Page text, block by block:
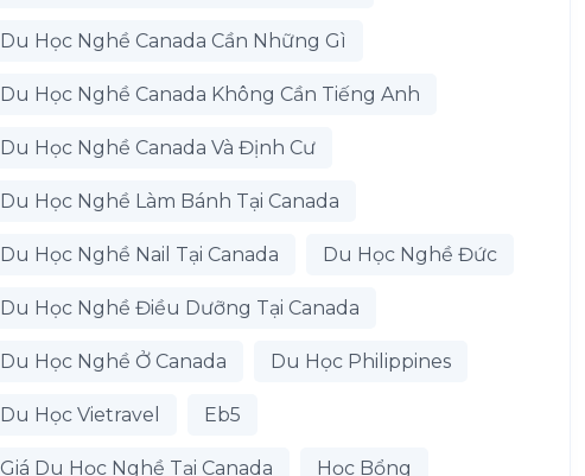
Du Học Nghề Canada Cần Những Gì
Du Học Nghề Canada Không Cần Tiếng Anh
Du Học Nghề Canada Và Định Cư
Du Học Nghề Làm Bánh Tại Canada
Du Học Nghề Nail Tại Canada Du Học Nghề Đức
Du Học Nghề Điều Dưỡng Tại Canada
Du Học Nghề Ở Canada Du Học Philippines
Du Học Vietravel Eb5
Giá Du Học Nghề Tại Canada Học Bổng